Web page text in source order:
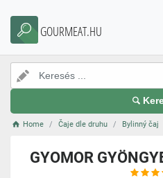
GOURMEAT.HU
Home Čaje dle druhu Bylinný čaj
GYOMOR